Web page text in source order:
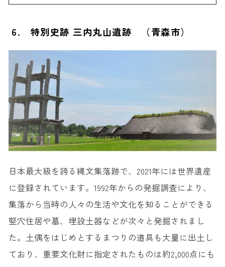
6. 特別史跡 三内丸山遺跡 （青森市）
日本最大級を誇る縄文集落跡で、2021年には世界遺産
に登録されています。1992年からの発掘調査により、
集落から当時の人々の生活や文化を知ることができる
竪穴住居や墓、埋設土器などが次々と発掘されまし
た。土偶をはじめとするまつりの道具も大量に出土し
ており、重要文化財に指定されたものは約2,000点にも